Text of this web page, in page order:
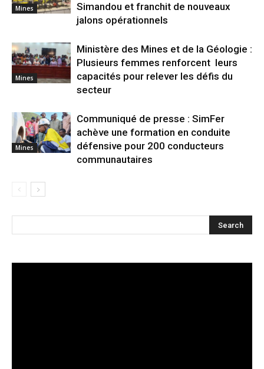
Mines
Simandou et franchit de nouveaux
jalons opérationnels
Mines
Ministère des Mines et de la Géologie :
Plusieurs femmes renforcent leurs
capacités pour relever les défis du
secteur
Mines
Communiqué de presse : SimFer
achève une formation en conduite
défensive pour 200 conducteurs
communautaires